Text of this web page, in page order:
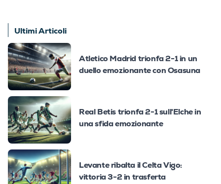
Ultimi Articoli
Atletico Madrid trionfa 2-1 in un
duello emozionante con Osasuna
Real Betis trionfa 2-1 sull'Elche in
una sfida emozionante
Levante ribalta il Celta Vigo:
vittoria 3-2 in trasferta